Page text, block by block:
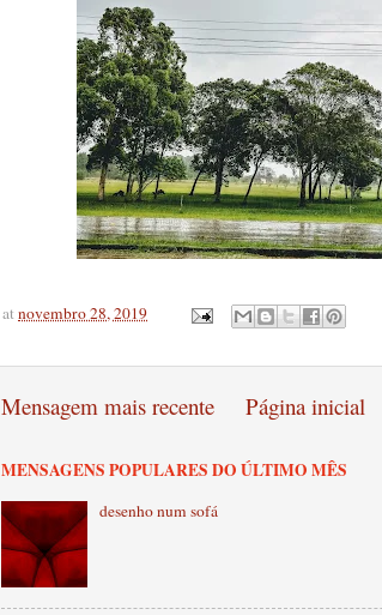
atnovembro 28, 2019
Mensagem mais recente Página inicial
MENSAGENS POPULARES DO ÚLTIMO MÊS
desenho num sofá